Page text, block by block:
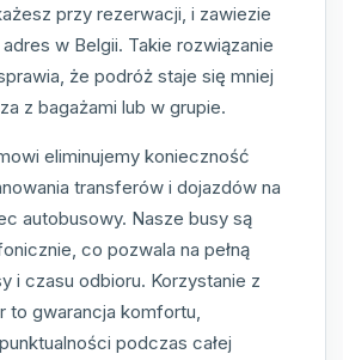
przy rezerwacji, i zawiezie
w Belgii. Takie rozwiązanie
że podróż staje się mniej
z bagażami lub w grupie.
eliminujemy konieczność
transferów i dojazdów na
autobusowy. Nasze busy są
co pozwala na pełną
i czasu odbioru. Korzystanie z
to gwarancja komfortu,
podczas całej